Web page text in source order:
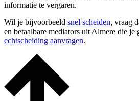
informatie te vergaren.
Wil je bijvoorbeeld snel scheiden, vraag
en betaalbare mediators uit Almere die je
echtscheiding aanvragen.